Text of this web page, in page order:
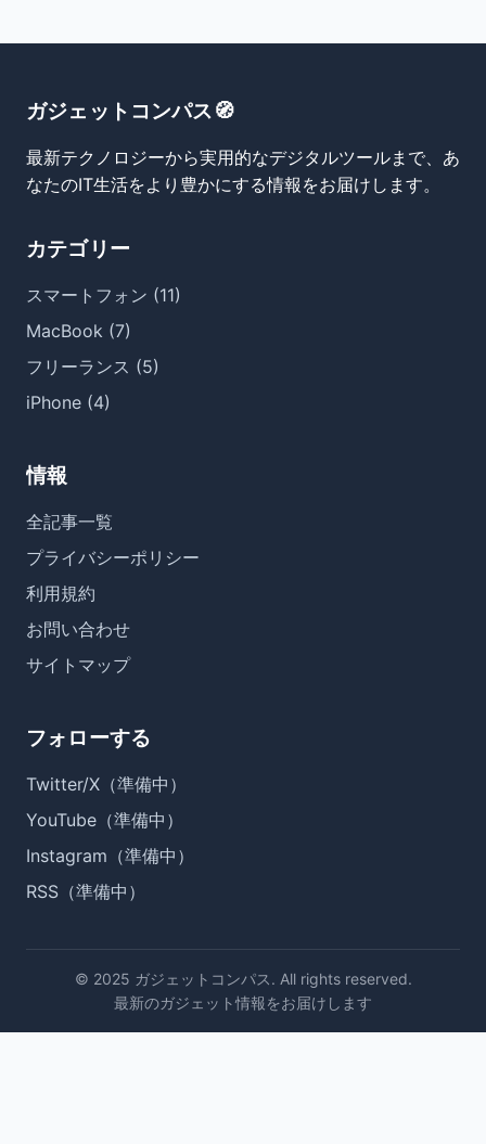
ガジェットコンパス🧭
最新テクノロジーから実用的なデジタルツールまで、あ
なたのIT生活をより豊かにする情報をお届けします。
カテゴリー
スマートフォン (11)
MacBook (7)
フリーランス (5)
iPhone (4)
情報
全記事一覧
プライバシーポリシー
利用規約
お問い合わせ
サイトマップ
フォローする
Twitter/X（準備中）
YouTube（準備中）
Instagram（準備中）
RSS（準備中）
© 2025 ガジェットコンパス. All rights reserved.
最新のガジェット情報をお届けします